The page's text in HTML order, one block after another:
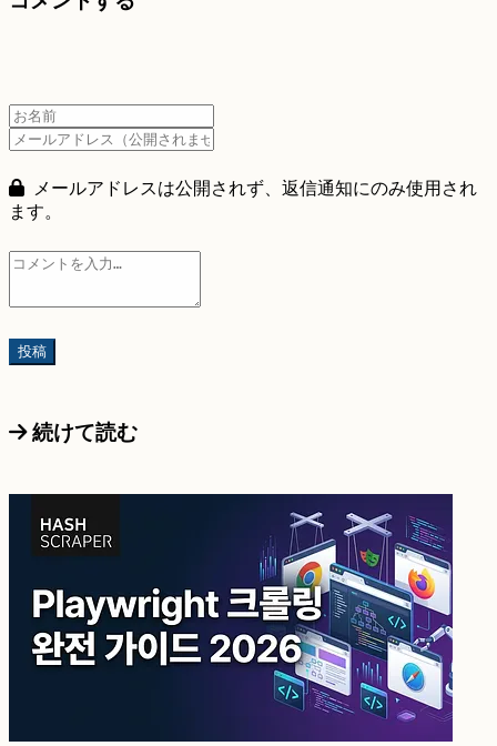
メールアドレスは公開されず、返信通知にのみ使用され
ます。
続けて読む